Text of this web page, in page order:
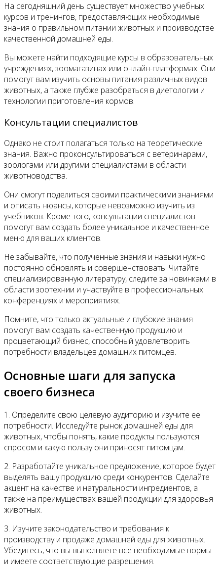
На сегодняшний день существует множество учебных
курсов и тренингов, предоставляющих необходимые
знания о правильном питании животных и производстве
качественной домашней еды.
Вы можете найти подходящие курсы в образовательных
учреждениях, зоомагазинах или онлайн-платформах. Они
помогут вам изучить основы питания различных видов
животных, а также глубже разобраться в диетологии и
технологии приготовления кормов.
Консультации специалистов
Однако не стоит полагаться только на теоретические
знания. Важно проконсультироваться с ветеринарами,
зоологами или другими специалистами в области
животноводства.
Они смогут поделиться своими практическими знаниями
и описать нюансы, которые невозможно изучить из
учебников. Кроме того, консультации специалистов
помогут вам создать более уникальное и качественное
меню для ваших клиентов.
Не забывайте, что полученные знания и навыки нужно
постоянно обновлять и совершенствовать. Читайте
специализированную литературу, следите за новинками в
области зоотехнии и участвуйте в профессиональных
конференциях и мероприятиях.
Помните, что только актуальные и глубокие знания
помогут вам создать качественную продукцию и
процветающий бизнес, способный удовлетворить
потребности владельцев домашних питомцев.
Основные шаги для запуска
своего бизнеса
1. Определите свою целевую аудиторию и изучите ее
потребности. Исследуйте рынок домашней еды для
животных, чтобы понять, какие продукты пользуются
спросом и какую пользу они приносят питомцам.
2. Разработайте уникальное предложение, которое будет
выделять вашу продукцию среди конкурентов. Сделайте
акцент на качестве и натуральности ингредиентов, а
также на преимуществах вашей продукции для здоровья
животных.
3. Изучите законодательство и требования к
производству и продаже домашней еды для животных.
Убедитесь, что вы выполняете все необходимые нормы
и имеете соответствующие разрешения.